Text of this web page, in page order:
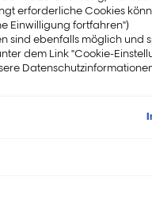
techniken
die
Strähnchen
und
erforderliche Cookies
Einwilligung fortfahren")
sind ebenfalls möglich und
dem Link "Cookie-